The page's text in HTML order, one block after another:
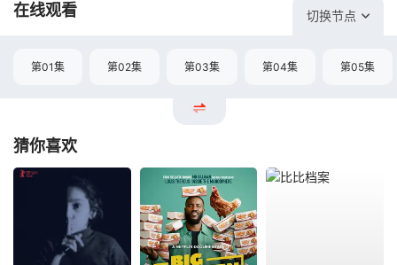
在线观看 切换节点
第01集 第02集 第03集 第04集 第05集
猜你喜欢